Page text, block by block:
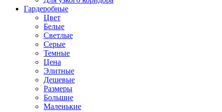
Гардеробные
Цвет
Белые
Светлые
Серые
Темные
Цена
Элитные
Дешевые
Размеры
Большие
Маленькие